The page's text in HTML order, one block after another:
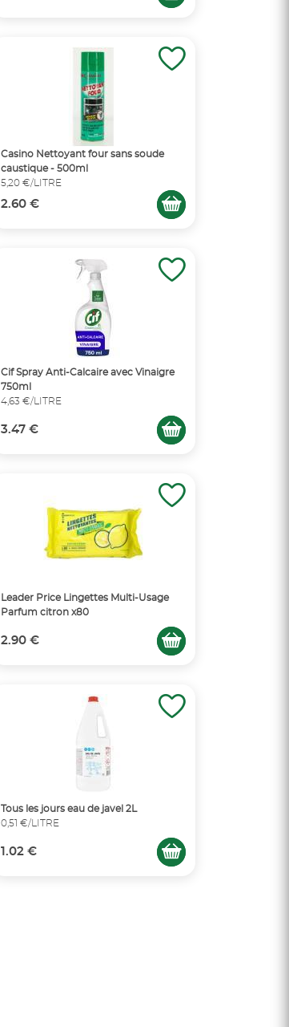
Casino Nettoyant four sans soude
caustique - 500ml
5,20 €/LITRE
2.60 €
Cif Spray Anti-Calcaire avec Vinaigre
750ml
4,63 €/LITRE
3.47 €
Leader Price Lingettes Multi-Usage
Parfum citron x80
2.90 €
Tous les jours eau de javel 2L
0,51 €/LITRE
1.02 €